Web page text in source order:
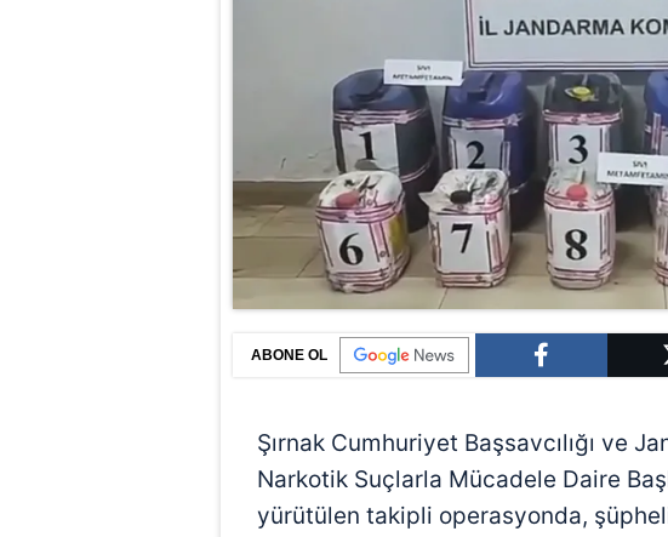
ABONE OL
Şırnak Cumhuriyet Başsavcılığı ve
Narkotik Suçlarla Mücadele Daire
yürütülen takipli operasyonda,